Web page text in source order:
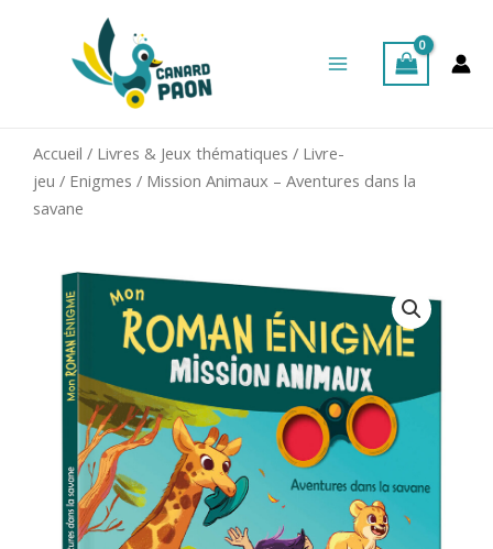
Menu
Accueil / Livres & Jeux thématiques / Livre-
jeu / Enigmes / Mission Animaux – Aventures dans la
savane